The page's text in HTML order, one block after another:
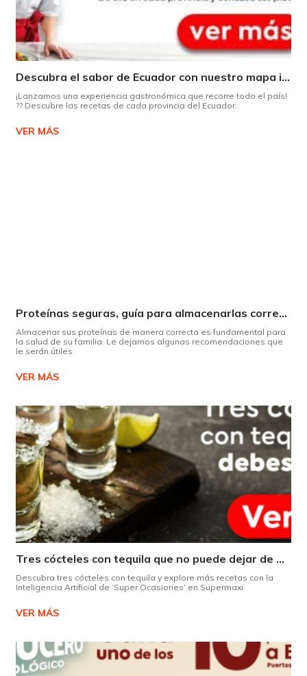
Descubra el sabor de Ecuador con nuestro mapa interactivo de recetas
¡Lanzamos una experiencia gastronómica que recorre todo el país!
?? Descubre las recetas de cada provincia del Ecuador.
VER MÁS
Proteínas seguras, guía para almacenarlas correctamente Copiar
Almacenar sus proteínas de manera correcta es fundamental para
la salud de su familia. Le dejamos algunas recomendaciones que
le serán útiles
VER MÁS
Tres cócteles con tequila que no puede dejar de probar gracias a nuestra IA.
Descubra tres cócteles con tequila y explore más recetas con la
Inteligencia Artificial de ‘Super Ocasiones’ en Supermaxi
VER MÁS